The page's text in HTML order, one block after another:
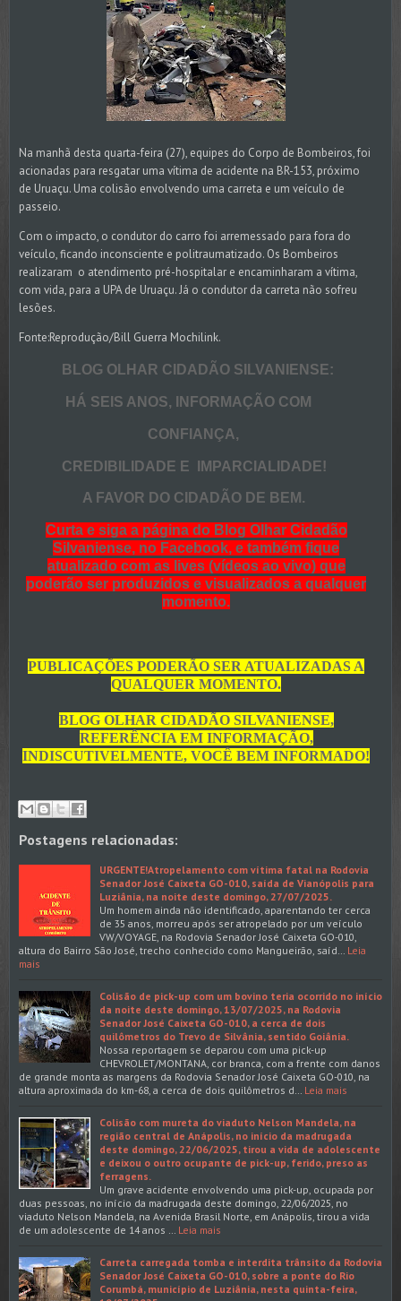
Na manhã desta quarta-feira (27), equipes do Corpo de Bombeiros, foi
acionadas para resgatar uma vítima de acidente na BR-153, próximo
de Uruaçu. Uma colisão envolvendo uma carreta e um veículo de
passeio.
Com o impacto, o condutor do carro foi arremessado para fora do
veículo, ficando inconsciente e politraumatizado. Os Bombeiros
realizaram o atendimento pré-hospitalar e encaminharam a vítima,
com vida, para a UPA de Uruaçu. Já o condutor da carreta não sofreu
lesões.
Fonte:Reprodução/Bill Guerra Mochilink.
BLOG OLHAR CIDADÃO SILVANIENSE:
HÁ SEIS ANOS, INFORMAÇÃO COM
CONFIANÇA,
CREDIBILIDADE E IMPARCIALIDADE!
A FAVOR DO CIDADÃO DE BEM.
Curta e siga a página do Blog Olhar Cidadão
Silvaniense, no Facebook, e também fique
atualizado com as lives (vídeos ao vivo) que
poderão ser produzidos e visualizados a qualquer
momento.
PUBLICAÇÕES PODERÃO SER ATUALIZADAS A
QUALQUER MOMENTO.
BLOG OLHAR CIDADÃO SILVANIENSE,
REFERÊNCIA EM INFORMAÇÃO,
INDISCUTIVELMENTE, VOCÊ BEM INFORMADO!
Postagens relacionadas:
URGENTE!Atropelamento com vítima fatal na Rodovia
Senador José Caixeta GO-010, saída de Vianópolis para
Luziânia, na noite deste domingo, 27/07/2025.
Um homem ainda não identificado, aparentando ter cerca
de 35 anos, morreu após ser atropelado por um veículo
VW/VOYAGE, na Rodovia Senador José Caixeta GO-010,
altura do Bairro São José, trecho conhecido como Mangueirão, saíd… Leia
mais
Colisão de pick-up com um bovino teria ocorrido no início
da noite deste domingo, 13/07/2025, na Rodovia
Senador José Caixeta GO-010, a cerca de dois
quilômetros do Trevo de Silvânia, sentido Goiânia.
Nossa reportagem se deparou com uma pick-up
CHEVROLET/MONTANA, cor branca, com a frente com danos
de grande monta as margens da Rodovia Senador José Caixeta GO-010, na
altura aproximada do km-68, a cerca de dois quilômetros d… Leia mais
Colisão com mureta do viaduto Nelson Mandela, na
região central de Anápolis, no início da madrugada
deste domingo, 22/06/2025, tirou a vida de adolescente
e deixou o outro ocupante de pick-up, ferido, preso as
ferragens.
Um grave acidente envolvendo uma pick-up, ocupada por
duas pessoas, no início da madrugada deste domingo, 22/06/2025, no
viaduto Nelson Mandela, na Avenida Brasil Norte, em Anápolis, tirou a vida
de um adolescente de 14 anos … Leia mais
Carreta carregada tomba e interdita trânsito da Rodovia
Senador José Caixeta GO-010, sobre a ponte do Rio
Corumbá, município de Luziânia, nesta quinta-feira,